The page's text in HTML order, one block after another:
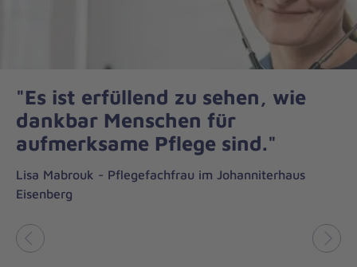
"Es ist erfüllend zu sehen, wie
dankbar Menschen für
aufmerksame Pflege sind."
Lisa Mabrouk - Pflegefachfrau im Johanniterhaus
Eisenberg
Vorheriges